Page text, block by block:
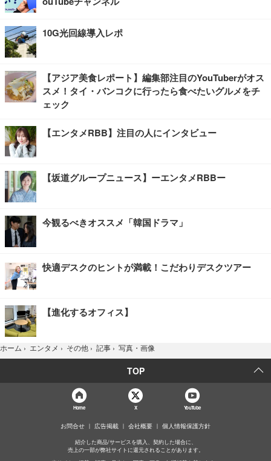
10G光回線導入レポ
【アジア美食レポート】編集部注目のYouTuberがオス
スメ！タイ・バンコクに行ったら食べたいグルメをチ
ェック
【エンタメRBB】注目の人にインタビュー
【坂道グループニュース】ーエンタメRBBー
今観るべきオススメ「韓国ドラマ」
快適デスクのヒントが満載！こだわりデスクツアー
【進化するオフィス】
ホーム › エンタメ › その他 › 記事 › 写真・画像
TOP
Home X YouTube
お問合せ 広告掲載 会社概要 個人情報保護方針
紹介した商品/サービスを購入、契約した場合に、
売上の一部が弊社サイトに還元されることがあります。